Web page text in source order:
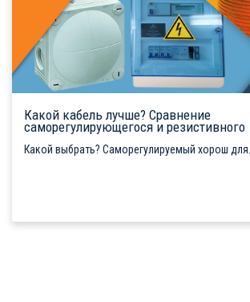
Какой кабель лучше? Сравнение
саморегулирующегося и резистивного
Какой выбрать? Саморегулируемый хорош для...